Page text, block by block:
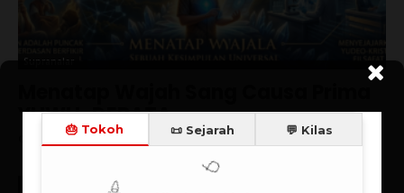
Supranalar
YHWH-DEBATA
Ch Robin Simanullang 07/08/2026